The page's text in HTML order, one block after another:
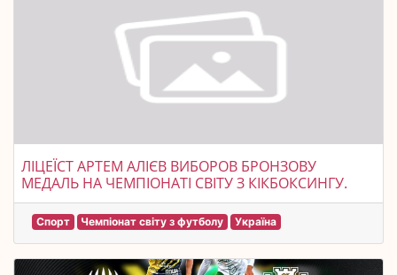
ЛІЦЕЇСТ АРТЕМ АЛІЄВ ВИБОРОВ БРОНЗОВУ
МЕДАЛЬ НА ЧЕМПІОНАТІ СВІТУ З КІКБОКСИНГУ.
Спорт Чемпіонат світу з футболу Україна